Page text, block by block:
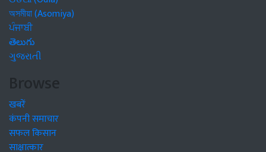
অসমীয়া (Asomiya)
ਪੰਜਾਬੀ
తెలుగు
ગુજરાતી
Browse
खबरें
कंपनी समाचार
सफल किसान
साक्षात्कार